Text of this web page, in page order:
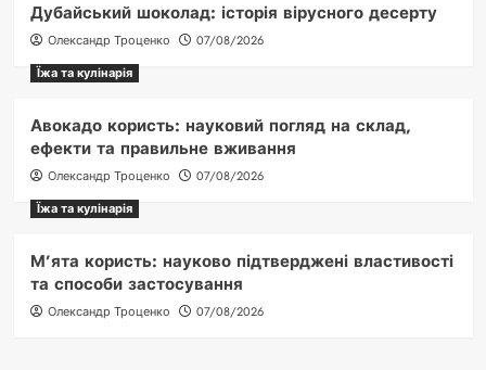
Дубайський шоколад: історія вірусного десерту
Олександр Троценко
07/08/2026
Їжа та кулінарія
Авокадо користь: науковий погляд на склад,
ефекти та правильне вживання
Олександр Троценко
07/08/2026
Їжа та кулінарія
М’ята користь: науково підтверджені властивості
та способи застосування
Олександр Троценко 07/08/2026